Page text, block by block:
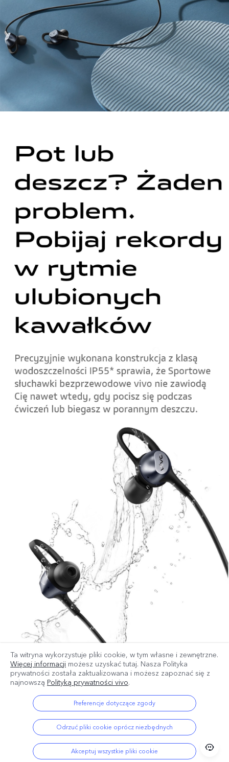
Ta witryna wykorzystuje pliki cookie, w tym własne i zewnętrzne.
Więcej informacji możesz uzyskać tutaj. Nasza Polityka
prywatności została zaktualizowana i możesz zapoznać się z
najnowszą Polityką prywatności vivo.
Preferencje dotyczące zgody
Odrzuć pliki cookie oprócz niezbędnych
Akceptuj wszystkie pliki cookie